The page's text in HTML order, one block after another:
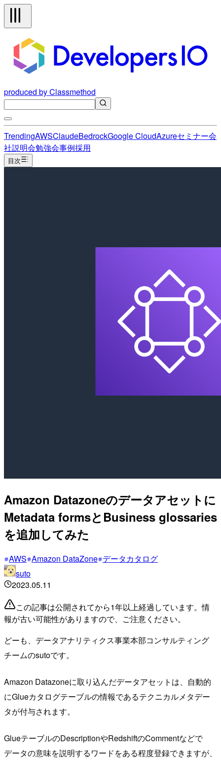
produced by Classmethod
TrendingAWSClaudeBedrockGoogle CloudAzureセミナー会
社説明会勉強会事例採用
目次
Amazon Datazoneのデータアセットに
Metadata formsとBusiness glossaries
を追加してみた
AWS Amazon DataZone データカタログ
suto
2023.05.11
この記事は公開されてから1年以上経過しています。情
報が古い可能性がありますので、ご注意ください。
どーも、データアナリティクス事業本部コンサルティング
チームのsutoです。
Amazon Datazoneに取り込んだデータアセットは、自動的
にGlueカタログテーブルの情報であるテクニカルメタデー
タが付与されます。
GlueテーブルのDescriptionやRedshiftのCommentなどで
データの意味を説明するワードをある程度登録できますが、